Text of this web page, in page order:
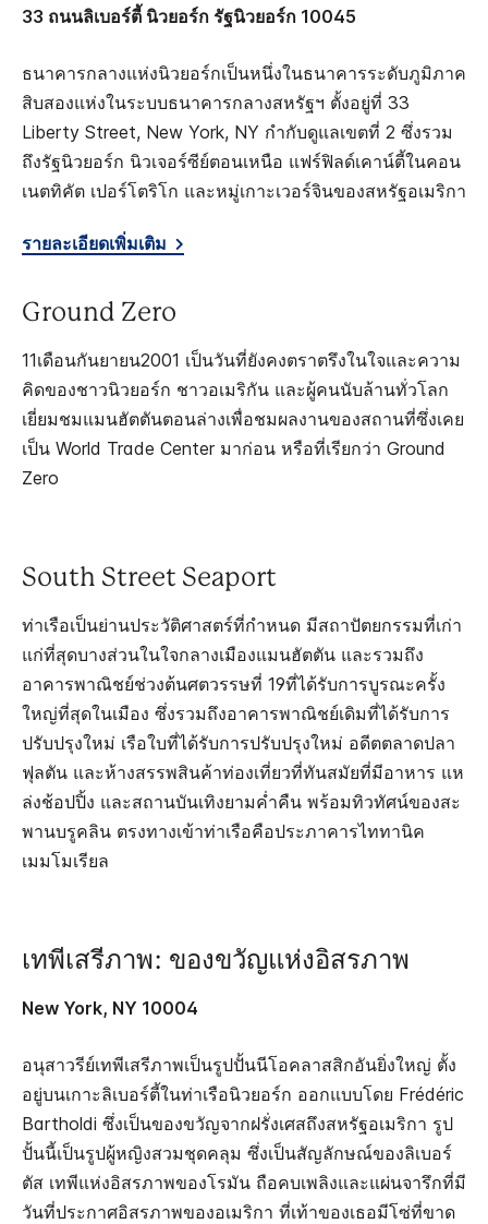
33 ถนนลิเบอร์ตี้ นิวยอร์ก รัฐนิวยอร์ก 10045
ธนาคารกลางแห่งนิวยอร์กเป็นหนึ่งในธนาคารระดับภูมิภาค
สิบสองแห่งในระบบธนาคารกลางสหรัฐฯ ตั้งอยู่ที่ 33
Liberty Street, New York, NY กำกับดูแลเขตที่ 2 ซึ่งรวม
ถึงรัฐนิวยอร์ก นิวเจอร์ซีย์ตอนเหนือ แฟร์ฟิลด์เคาน์ตี้ในคอน
เนตทิคัต เปอร์โตริโก และหมู่เกาะเวอร์จินของสหรัฐอเมริกา
รายละเอียดเพิ่มเติม
Ground Zero
11เดือนกันยายน2001 เป็นวันที่ยังคงตราตรึงในใจและความ
คิดของชาวนิวยอร์ก ชาวอเมริกัน และผู้คนนับล้านทั่วโลก
เยี่ยมชมแมนฮัตตันตอนล่างเพื่อชมผลงานของสถานที่ซึ่งเคย
เป็น World Trade Center มาก่อน หรือที่เรียกว่า Ground
Zero
South Street Seaport
ท่าเรือเป็นย่านประวัติศาสตร์ที่กำหนด มีสถาปัตยกรรมที่เก่า
แก่ที่สุดบางส่วนในใจกลางเมืองแมนฮัตตัน และรวมถึง
อาคารพาณิชย์ช่วงต้นศตวรรษที่ 19ที่ได้รับการบูรณะครั้ง
ใหญ่ที่สุดในเมือง ซึ่งรวมถึงอาคารพาณิชย์เดิมที่ได้รับการ
ปรับปรุงใหม่ เรือใบที่ได้รับการปรับปรุงใหม่ อดีตตลาดปลา
ฟุลตัน และห้างสรรพสินค้าท่องเที่ยวที่ทันสมัยที่มีอาหาร แห
ล่งช้อปปิ้ง และสถานบันเทิงยามค่ำคืน พร้อมทิวทัศน์ของสะ
พานบรูคลิน ตรงทางเข้าท่าเรือคือประภาคารไททานิค
เมมโมเรียล
เทพีเสรีภาพ: ของขวัญแห่งอิสรภาพ
New York, NY 10004
อนุสาวรีย์เทพีเสรีภาพเป็นรูปปั้นนีโอคลาสสิกอันยิ่งใหญ่ ตั้ง
อยู่บนเกาะลิเบอร์ตี้ในท่าเรือนิวยอร์ก ออกแบบโดย Frédéric
Bartholdi ซึ่งเป็นของขวัญจากฝรั่งเศสถึงสหรัฐอเมริกา รูป
ปั้นนี้เป็นรูปผู้หญิงสวมชุดคลุม ซึ่งเป็นสัญลักษณ์ของลิเบอร์
ตัส เทพีแห่งอิสรภาพของโรมัน ถือคบเพลิงและแผ่นจารึกที่มี
วันที่ประกาศอิสรภาพของอเมริกา ที่เท้าของเธอมีโซ่ที่ขาด